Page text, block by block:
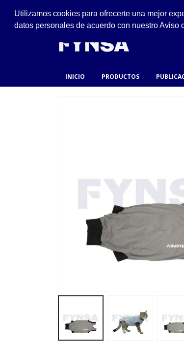
Ejido #94, San Felipe de Jesús,
INICIO PRODUCTOS
Utilizamos cookies para ofrecerte una mejor
datos personales de acuerdo con nuestro Aviso